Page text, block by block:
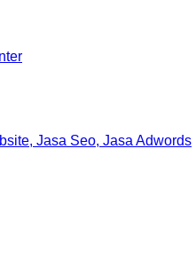
Jasa Seo, Jasa Adwords